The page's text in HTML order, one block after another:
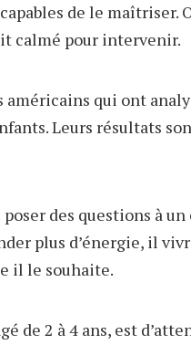
de le maîtriser.
calmé pour intervenir.
américains qui ont
Leurs résultats
des questions à
plus d’énergie, il
il le souhaite.
de 2 à 4 ans, est